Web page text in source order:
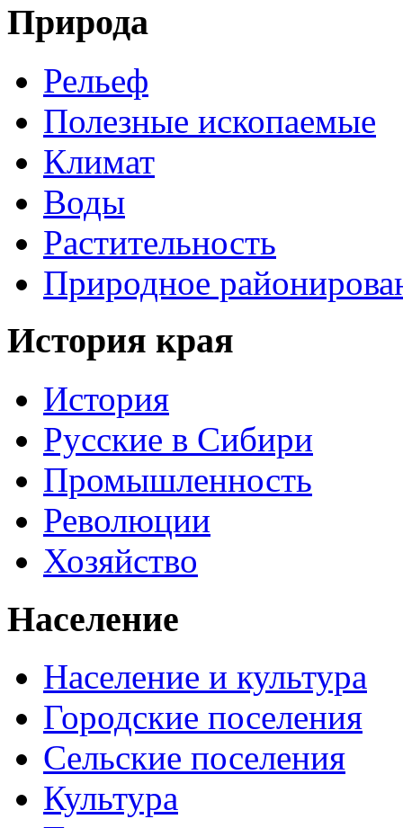
Природа
Рельеф
Полезные ископаемые
Климат
Воды
Растительность
Природное
История края
История
Русские в Сибири
Промышленность
Революции
Хозяйство
Население
Население и культура
Городские поселения
Сельские поселения
Культура